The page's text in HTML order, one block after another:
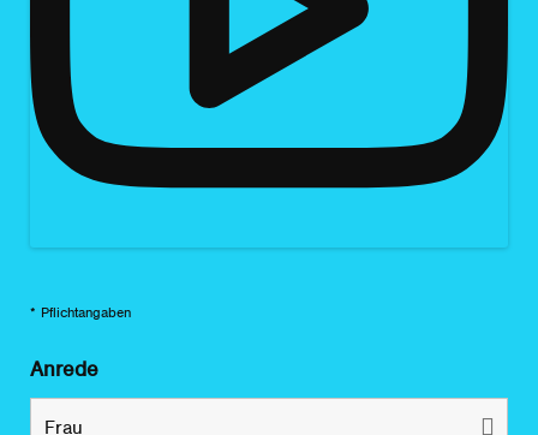
* Pflichtangaben
Anrede